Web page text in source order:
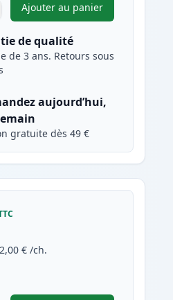
pour ajuster
Ajouter au panier
,Pack de 2 Canon PG-
de qualité
de 3 ans. Retours sous
aujourd’hui,
gratuite dès 49 €
€ /ch.